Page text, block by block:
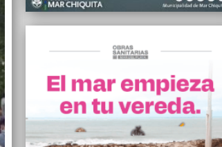
Adolfo Aristarain llamó a ganar la calle hasta
que caiga el gobierno
Rige el aumento del 30% en las tarifas de
11/01/2024 06:13
Trabajo conjunto del Municipio de Mar Chiquita
con el Ministerio de Infraestructura y Servicios
Públicos de la provincia